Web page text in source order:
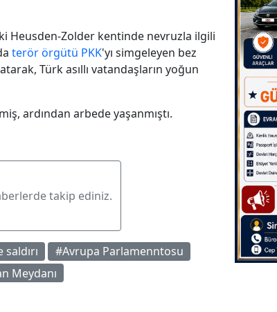
Heusden-Zolder kentinde nevruzla ilgili
terör örgütü PKK'yı simgeleyen bez
Türk asıllı vatandaşların yoğun
ardından arbede yaşanmıştı.
takip ediniz.
#Avrupa Parlamenntosu
Meydanı